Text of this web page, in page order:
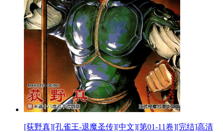
[荻野真][孔雀王-退魔圣传][中文][第01-11卷][完结]高清